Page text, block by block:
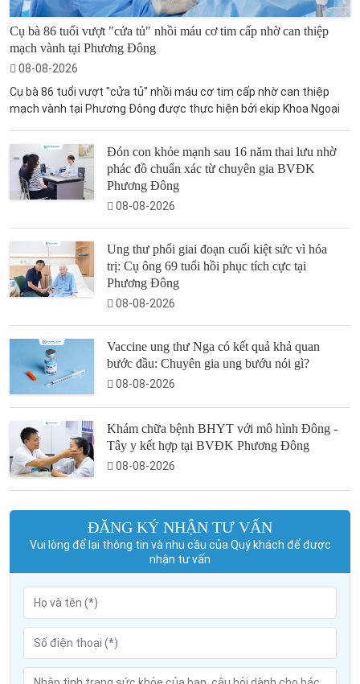
Cụ bà 86 tuổi vượt "cửa tủ" nhồi máu cơ tim cấp nhờ can thiệp
mạch vành tại Phương Đông
08-08-2026
Cụ bà 86 tuổi vượt "cửa tủ" nhồi máu cơ tim cấp nhờ can thiệp
mạch vành tại Phương Đông được thực hiện bởi ekip Khoa Ngoại
Đón con khỏe mạnh sau 16 năm thai lưu nhờ
phác đồ chuẩn xác từ chuyên gia BVĐK
Phương Đông
08-08-2026
Ung thư phổi giai đoạn cuối kiệt sức vì hóa
trị: Cụ ông 69 tuổi hồi phục tích cực tại
Phương Đông
08-08-2026
Vaccine ung thư Nga có kết quả khả quan
bước đầu: Chuyên gia ung bướu nói gì?
08-08-2026
Khám chữa bệnh BHYT với mô hình Đông -
Tây y kết hợp tại BVĐK Phương Đông
08-08-2026
ĐĂNG KÝ NHẬN TƯ VẤN
Vui lòng để lại thông tin và nhu cầu của Quý khách để được
nhận tư vấn